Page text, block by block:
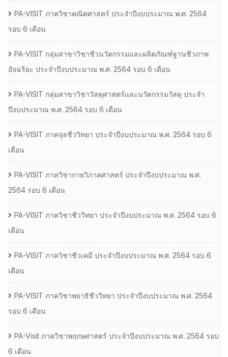
PA-VISIT ภาควิชาคณิตศาสตร์ ประจำปีงบประมาณ พ.ศ. 2564
รอบ 6 เดือน
PA-VISIT กลุ่มสาขาวิชาชีวนวัตกรรมและผลิตภัณฑ์ฐานชีวภาพ
อัจฉริยะ ประจำปีงบประมาณ พ.ศ. 2564 รอบ 6 เดือน
PA-VISIT กลุ่มสาขาวิชาวัสดุศาสตร์และนวัตกรรมวัสดุ ประจำ
ปีงบประมาณ พ.ศ. 2564 รอบ 6 เดือน
PA-VISIT ภาคจุลชีววิทยา ประจำปีงบประมาณ พ.ศ. 2564 รอบ 6
เดือน
PA-VISIT ภาควิชากายวิภาคศาสตร์ ประจำปีงบประมาณ พ.ศ.
2564 รอบ 6 เดือน
PA-VISIT ภาควิชาชีววิทยา ประจำปีงบประมาณ พ.ศ. 2564 รอบ 6
เดือน
PA-VISIT ภาควิชาชีวเคมี ประจำปีงบประมาณ พ.ศ. 2564 รอบ 6
เดือน
PA-VISIT ภาควิชาพยาธิชีววิทยา ประจำปีงบประมาณ พ.ศ. 2564
รอบ 6 เดือน
PA-Visit ภาควิชาพฤกษศาสตร์ ประจำปีงบประมาณ พ.ศ. 2564 รอบ
6 เดือน